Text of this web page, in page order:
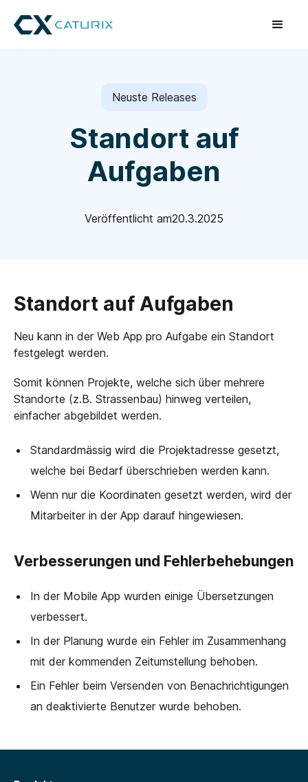
Neuste Releases
Standort auf
Aufgaben
Veröffentlicht am20.3.2025
Standort auf Aufgaben
Neu kann in der Web App pro Aufgabe ein Standort
festgelegt werden.
Somit können Projekte, welche sich über mehrere
Standorte (z.B. Strassenbau) hinweg verteilen,
einfacher abgebildet werden.
Standardmässig wird die Projektadresse gesetzt,
welche bei Bedarf überschrieben werden kann.
Wenn nur die Koordinaten gesetzt werden, wird der
Mitarbeiter in der App darauf hingewiesen.
Verbesserungen und Fehlerbehebungen
In der Mobile App wurden einige Übersetzungen
verbessert.
In der Planung wurde ein Fehler im Zusammenhang
mit der kommenden Zeitumstellung behoben.
Ein Fehler beim Versenden von Benachrichtigungen
an deaktivierte Benutzer wurde behoben.